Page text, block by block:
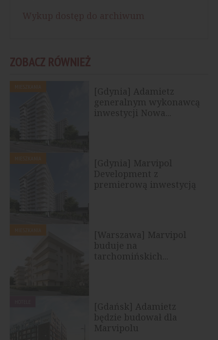
ZOBACZ RÓWNIEŻ
[Gdynia] Adamietz
generalnym wykonawcą
inwestycji Nowa...
[Gdynia] Marvipol
Development z
premierową inwestycją
[Warszawa] Marvipol
buduje na
tarchomińskich...
[Gdańsk] Adamietz
będzie budował dla
Marvipolu